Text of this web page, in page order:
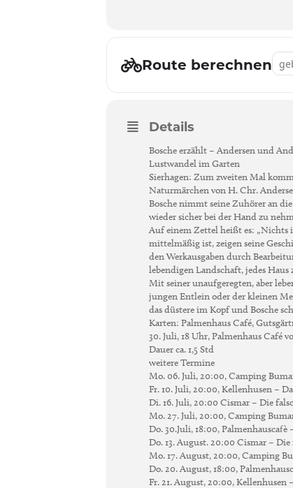
Route berechnen
Details
Bosche erzählt – Andersen und
Lustwandel im Garten
Sierhagen: Zum zweiten Mal
Naturmärchen von H. Chr.
Bosche nimmt seine Zuhörer an
wieder sicher bei der Hand zu
Auf einem Zettel heißt es: „Nichts
mittelmäßig ist, zeigen seine
den Werkausgaben durch
lebendigen Landschaft, jedes
Mit seiner unaufgeregten, aber
jungen Entlein oder der kleinen
das düstere im Kopf und Bosche
Karten: Palmenhaus Café,
30. Juli, 18 Uhr, Palmenhaus Café
Dauer ca. 1,5 Std
weitere Termine
Mo. 06. Juli, 20:00, Camping
Fr. 10. Juli, 20:00, Kellenhusen –
Di. 16. Juli, 20:00 Cismar – Die
Mo. 27. Juli, 20:00, Camping
Do. 30.Juli, 18:00,
Do. 13. August. 20:00 Cismar –
Mo. 17. August, 20:00, Camping
Do. 20. August, 18:00,
Fr. 21. August, 20:00, Kellenhusen